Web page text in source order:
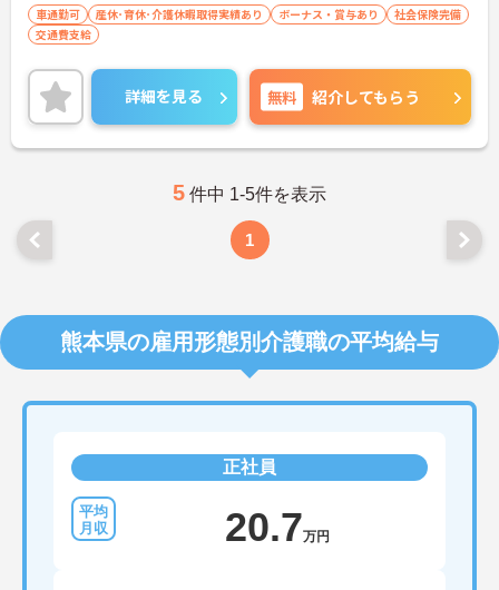
車通勤可 産休･育休･介護休暇取得実績あり ボーナス・賞与あり
社会保険完備
交通費支給
詳細を見る 無料 紹介してもらう
5 件中 1-5件を表示
1
熊本県の雇用形態別介護職の平均給与
正社員
20.7万円